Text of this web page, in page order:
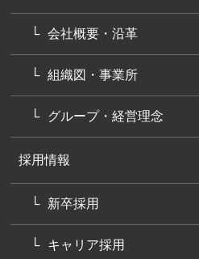
会社概要・沿革
組織図・事業所
グループ・経営理念
採用情報
新卒採用
キャリア採用